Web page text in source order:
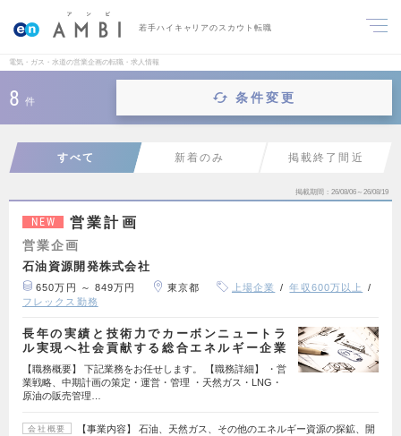
若手ハイキャリアのスカウト転職
電気・ガス・水道の営業企画の転職・求人情報
8 件 条件変更
すべて 新着のみ 掲載終了間近
掲載期間 26/08/06～26/08/19
NEW 営業計画
営業企画
石油資源開発株式会社
650万円 ～ 849万円 東京都 上場企業
年収600万以上
フレックス勤務
長年の実績と技術力でカーボンニュートラ
ル実現へ社会貢献する総合エネルギー企業
【職務概要】 下記業務をお任せします。 【職務詳細】 ・営
業戦略、中期計画の策定・運営・管理 ・天然ガス・LNG・
原油の販売管理…
会社概要
【事業内容】 石油、天然ガス、その他のエネルギー資源の探鉱、開